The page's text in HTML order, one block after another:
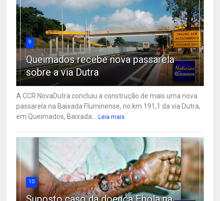
9
Queimados recebe nova passarela
sobre a via Dutra
A CCR NovaDutra concluiu a construção de mais uma nova
passarela na Baixada Fluminense, no km 191,1 da via Dutra,
em Queimados, Baixada...
Leia mais
10